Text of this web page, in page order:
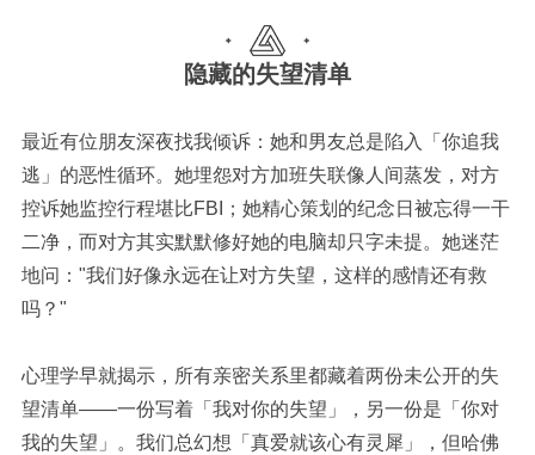
隐藏的失望清单
最近有位朋友深夜找我倾诉：她和男友总是陷入「你追我
逃」的恶性循环。她埋怨对方加班失联像人间蒸发，对方
控诉她监控行程堪比FBI
；她精心策划的纪念日被忘得一干
二净，而对方其实默默修好她的电脑却只字未提。她迷茫
地问： "我们好像永远在让对方失望，这样的感情还有救
吗？ "
心理学早就揭示，所有亲密关系里都藏着两份未公开的失
望清单——一份写着「我对你的失望」，另一份是「你对
我的失望」。我们总幻想「真爱就该心有灵犀」，但哈佛